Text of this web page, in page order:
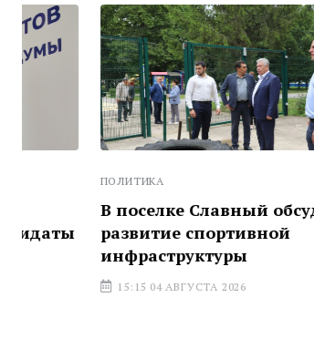
В поселке Славный обсудили
развитие спортивной
инфраструктуры
15:15 04 АВГУСТА 2026